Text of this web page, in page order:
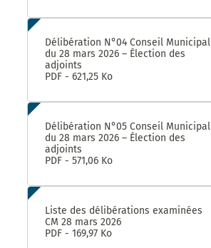
Délibération N°04 Conseil Municipal
du 28 mars 2026 – Élection des
adjoints
PDF - 621,25 Ko
Délibération N°05 Conseil Municipal
du 28 mars 2026 – Élection des
adjoints
PDF - 571,06 Ko
Liste des délibérations examinées
CM 28 mars 2026
PDF - 169,97 Ko